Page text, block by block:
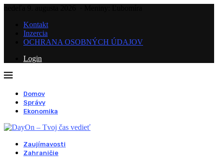
Kontakt
Inzercia
OCHRANA OSOBNÝCH ÚDAJOV
Login
Domov
Správy
Ekonomika
Zaujímavosti
Zahraničie